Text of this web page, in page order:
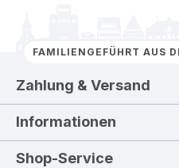
FAMILIENGEFÜHRT AUS
Zahlung & Versand
Informationen
Shop-Service